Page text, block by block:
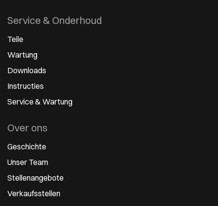
Service & Onderhoud
Teile
Wartung
Downloads
Instructies
Service & Wartung
Over ons
Geschichte
Unser Team
Stellenangebote
Verkaufsstellen